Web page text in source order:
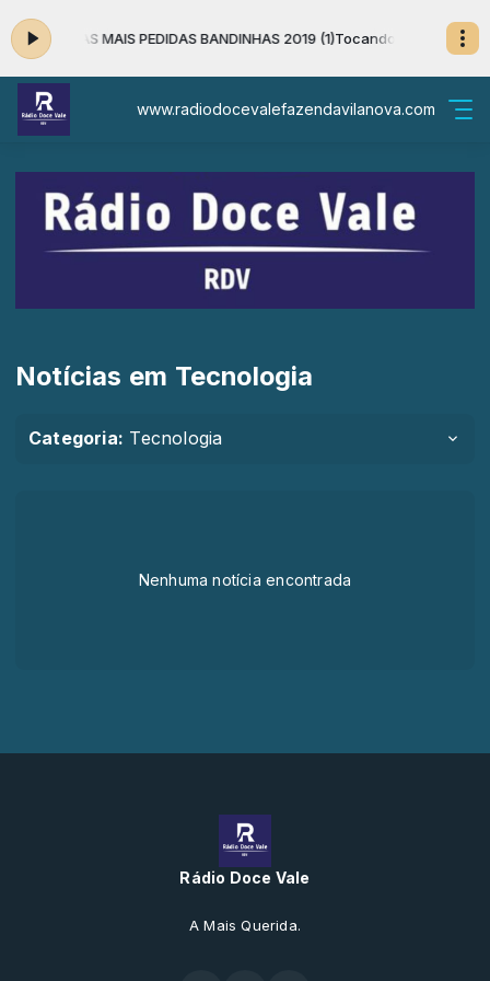
AS MAIS PEDIDAS BANDINHAS 2019 (1)Tocando agora:
www.radiodocevalefazendavilanova.com
Notícias em Tecnologia
Categoria: Tecnologia
Nenhuma notícia encontrada
Rádio Doce Vale
A Mais Querida.